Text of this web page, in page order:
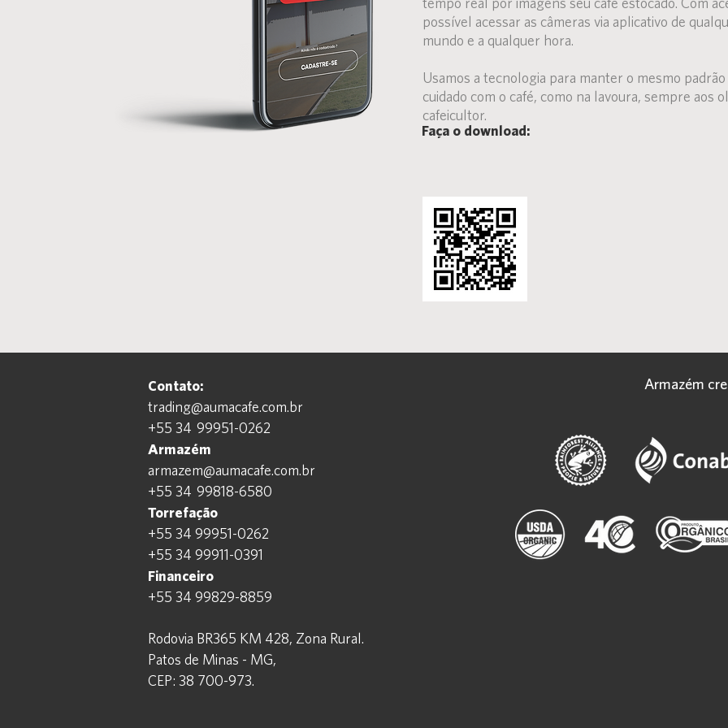
possível acessar as câmeras via aplicativo de
mundo e a qualquer hora.
Usamos a tecnologia para manter o mesmo
cuidado com o café, como na lavoura, sempre aos
cafeicultor.
Faça o download:
Contato:
trading@aumacafe.com.br
+55 34 99951-0262
Armazém
armazem@aumacafe.com.br
+55 34 99818-6580
Torrefação
+55 34 99951-0262
+55 34 99911-0391
Financeiro
+55 34 99829-8859
Rodovia BR365 KM 428, Zona Rural.
Patos de Minas - MG,
CEP: 38 700-973.
Armazém